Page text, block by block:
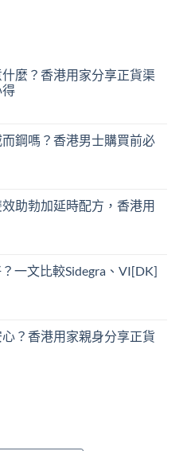
麼？香港用家分享正貨渠
鋼嗎？香港男士購買前必
助勃加延時配方，香港用
一文比較Sidegra、VI[DK]
？香港用家親身分享正貨